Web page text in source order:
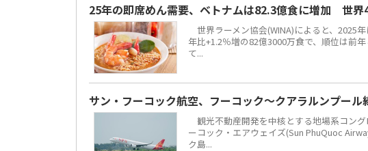
25年の即席めん需要、ベトナムは82.3億食に増加 世界
世界ラーメン協会(WINA)によると、2025
年比+1.2％増の82億3000万食で、順位は前
て...
サン・フーコック航空、フーコック～クアラルンプール
観光不動産開発を中核とする地場系コン
ーコック・エアウェイズ(Sun PhuQuoc
ク島...